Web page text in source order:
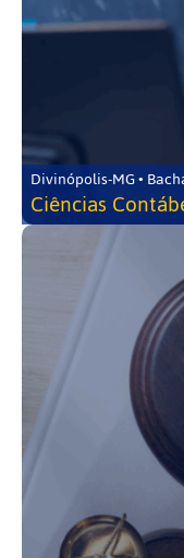
Divinópolis-MG •
Ciências